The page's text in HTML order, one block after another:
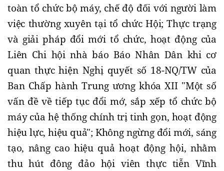
toàn tổ chức bộ máy, chế độ đối với người làm
việc thường xuyên tại tổ chức Hội; Thực trạng
và giải pháp đổi mới tổ chức, hoạt động của
Liên Chi hội nhà báo Báo Nhân Dân khi cơ
quan thực hiện Nghị quyết số 18-NQ/TW của
Ban Chấp hành Trung ương khóa XII "Một số
vấn đề về tiếp tục đổi mớ, sắp xếp tổ chức bộ
máy của hệ thống chính trị tinh gọn, hoạt động
hiệu lực, hiệu quả"; Không ngừng đổi mới, sáng
tạo, nâng cao hiệu quả hoạt động hội, nhằm
thu hút đông đảo hội viên thực tiễn Vĩnh